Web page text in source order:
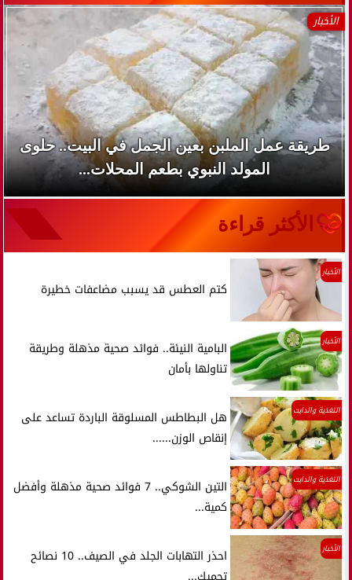
الأخبار
طريقة عمل الملبن بعين الجمل في البيت.. حلوى
المولد النبوي بطعم المحلات...
الأكثر قراءة
الأخبار
كتم العطس قد يسبب مضاعفات خطيرة
الأخبار
البامية النيئة.. فوائد صحية مذهلة وطريقة
تناولها بأمان
التغذية والدايت
هل البطاطس المسلوقة الباردة تساعد على
إنقاص الوزن......
التغذية والدايت
التين الشوكي.. 7 فوائد صحية مذهلة وأفضل
كمية...
الأخبار
احذر التهابات الجلد في الصيف.. 10 نصائح